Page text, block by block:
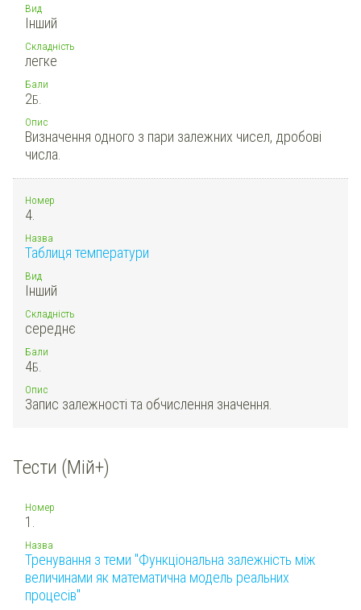
Вид
Інший
Складність
легке
Бали
2Б.
Опис
Визначення одного з пари залежних чисел, дробові
числа.
Номер
4.
Назва
Таблиця температури
Вид
Інший
Складність
середнє
Бали
4Б.
Опис
Запис залежності та обчислення значення.
Тести (Мій+)
Номер
1.
Назва
Тренування з теми "Функціональна залежність між
величинами як математична модель реальних
процесів"